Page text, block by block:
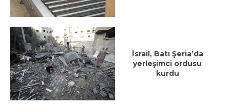
İsrail, Batı Şeria’da
yerleşimci ordusu
kurdu